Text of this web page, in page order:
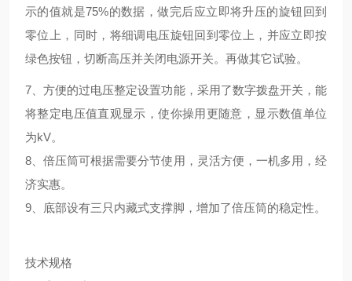
示的值就是75%的数据，做完后应立即将升压的旋钮回到
零位上，同时，将细调电压旋钮回到零位上，并应立即按
绿色按钮，切断高压并关闭电源开关。再做其它试验。
7 、方便的过电压整定设置功能，采用了数字拨盘开关，能
将整定电压值直观显示，使你操用更随意，显示数值单位
为kV。
8 、倍压筒可根据需要分节使用，灵活方便，一机多用，经
济实惠。
9 、底部设有三只内藏式支撑脚，增加了倍压筒的稳定性。
技术规格